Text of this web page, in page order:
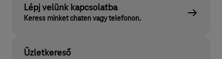
Lépj velünk kapcsolatba
Keress minket chaten vagy telefonon.
Üzletkereső